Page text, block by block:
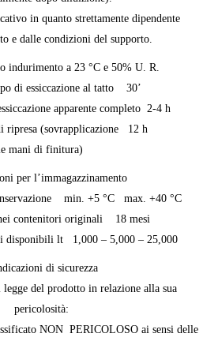
in quanto strettamente dipendente
e dalle condizioni del supporto.
indurimento a 23 °C e 50% U. R.
di essiccazione al tatto 30’
apparente completo 2-4 h
ripresa (sovrapplicazione 12 h
mani di finitura)
per l’immagazzinamento
min. +5 °C max. +40 °C
contenitori originali 18 mesi
disponibili lt 1,000 – 5,000 – 25,000
di sicurezza
del prodotto in relazione alla sua
pericolosità:
NON PERICOLOSO ai sensi delle